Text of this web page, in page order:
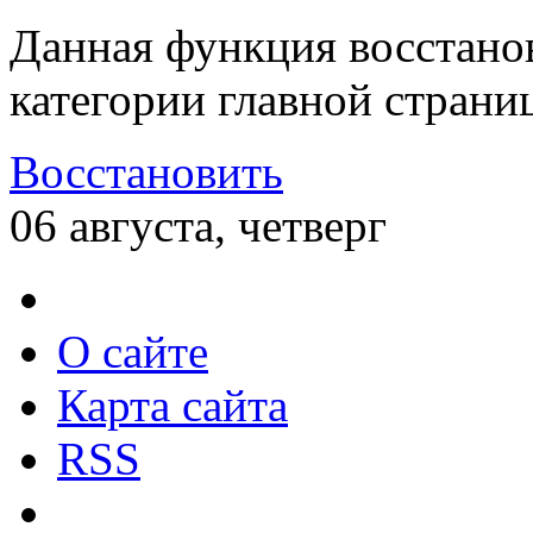
Данная функция
категории главной
Восстановить
06 августа, четверг
О сайте
Карта сайта
RSS